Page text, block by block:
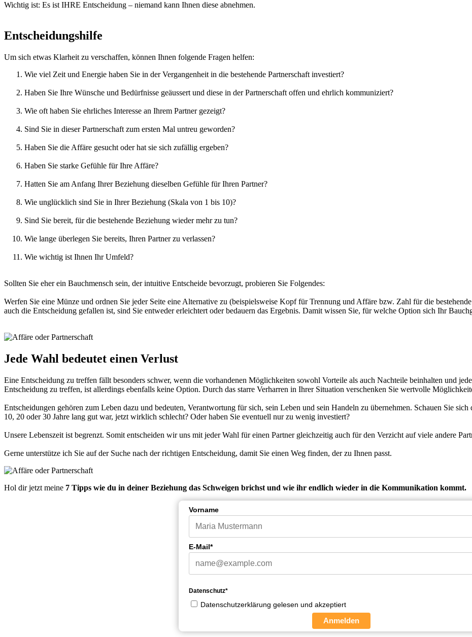
Wichtig ist: Es ist IHRE Entscheidung – niemand kann Ihnen diese abnehmen.
Entscheidungshilfe
Um sich etwas Klarheit zu verschaffen, können Ihnen folgende Fragen helfen:
Wie viel Zeit und Energie haben Sie in der Vergangenheit in die bestehende Partnerschaft investiert?
Haben Sie Ihre Wünsche und Bedürfnisse geäussert und diese in der Partnerschaft offen und ehrlich kommuniziert?
Wie oft haben Sie ehrliches Interesse an Ihrem Partner gezeigt?
Sind Sie in dieser Partnerschaft zum ersten Mal untreu geworden?
Haben Sie die Affäre gesucht oder hat sie sich zufällig ergeben?
Haben Sie starke Gefühle für Ihre Affäre?
Hatten Sie am Anfang Ihrer Beziehung dieselben Gefühle für Ihren Partner?
Wie unglücklich sind Sie in Ihrer Beziehung (Skala von 1 bis 10)?
Sind Sie bereit, für die bestehende Beziehung wieder mehr zu tun?
Wie lange überlegen Sie bereits, Ihren Partner zu verlassen?
Wie wichtig ist Ihnen Ihr Umfeld?
Sollten Sie eher ein Bauchmensch sein, der intuitive Entscheide bevorzugt, probieren Sie Folgendes:
Werfen Sie eine Münze und ordnen Sie jeder Seite eine Alternative zu (beispielsweise Kopf für Trennung und Affäre bzw. Zahl für die
auch die Entscheidung gefallen ist, sind Sie entweder erleichtert oder bedauern das Ergebnis. Damit wissen Sie, für welche Option sich Ihr
Jede Wahl bedeutet einen Verlust
Eine Entscheidung zu treffen fällt besonders schwer, wenn die vorhandenen Möglichkeiten sowohl Vorteile als auch Nachteile beinhalten und
Entscheidung zu treffen, ist allerdings ebenfalls keine Option. Durch das starre Verharren in Ihrer Situation verschenken Sie wertvolle
Entscheidungen gehören zum Leben dazu und bedeuten, Verantwortung für sich, sein Leben und sein Handeln zu übernehmen. Schauen Sie
10, 20 oder 30 Jahre lang gut war, jetzt wirklich schlecht? Oder haben Sie eventuell nur zu wenig investiert?
Unsere Lebenszeit ist begrenzt. Somit entscheiden wir uns mit jeder Wahl für einen Partner gleichzeitig auch für den Verzicht auf viele andere
Gerne unterstütze ich Sie auf der Suche nach der richtigen Entscheidung, damit Sie einen Weg finden, der zu Ihnen passt.
Hol dir jetzt meine 7 Tipps wie du in deiner Beziehung das Schweigen brichst und wie ihr endlich wieder in die Kommunikation kommt.
Vorname
E-Mail*
Datenschutz*
Datenschutzerklärung gelesen und akzeptiert
Anmelden